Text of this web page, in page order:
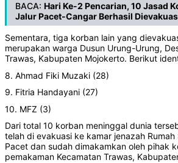
BACA: Hari Ke-2 Pencarian, 10 Jasad
Jalur Pacet-Cangar Berhasil
Sementara, tiga korban lain yang
merupakan warga Dusun Urung-Urung,
Trawas, Kabupaten Mojokerto. Berikut
8. Ahmad Fiki Muzaki (28)
9. Fitria Handayani (27)
10. MFZ (3)
Dari total 10 korban meninggal dunia
telah di evakuasi ke kamar jenazah
Pacet dan sudah dimakamkan oleh pihak
pemakaman Kecamatan Trawas,